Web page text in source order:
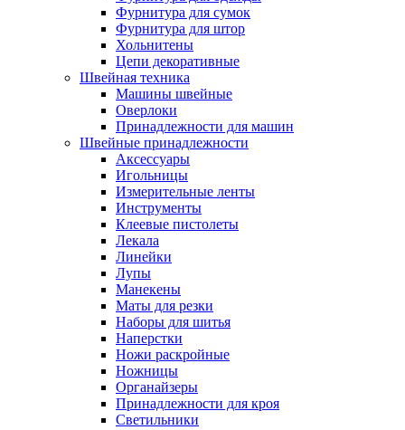
Фурнитура для сумок
Фурнитура для штор
Хольнитены
Цепи декоративные
Швейная техника
Машины швейные
Оверлоки
Принадлежности для машин
Швейные принадлежности
Аксессуары
Игольницы
Измерительные ленты
Инструменты
Клеевые пистолеты
Лекала
Линейки
Лупы
Манекены
Маты для резки
Наборы для шитья
Наперстки
Ножи раскройные
Ножницы
Органайзеры
Принадлежности для кроя
Светильники